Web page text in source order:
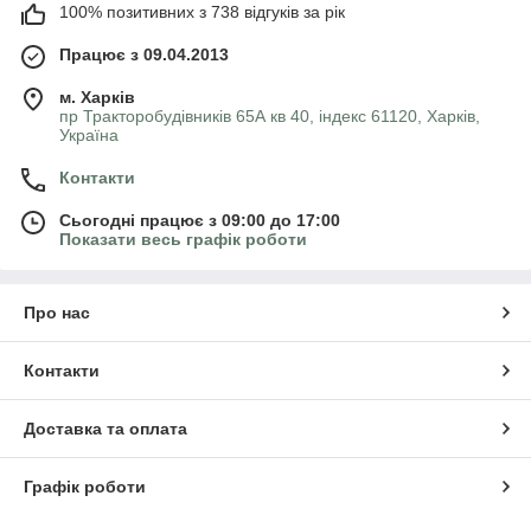
100% позитивних з 738 відгуків за рік
Працює з 09.04.2013
м. Харків
пр Тракторобудівників 65А кв 40, індекс 61120, Харків,
Україна
Контакти
Сьогодні працює з 09:00 до 17:00
Показати весь графік роботи
Про нас
Контакти
Доставка та оплата
Графік роботи